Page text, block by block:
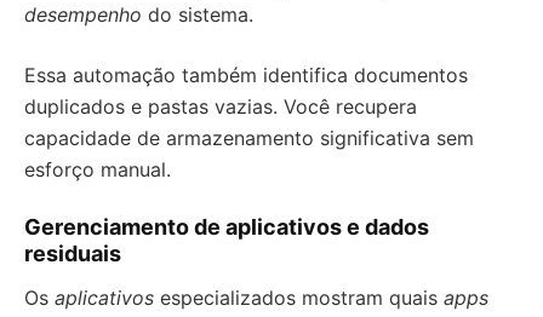
desempenho do sistema.
Essa automação também identifica documentos
duplicados e pastas vazias. Você recupera
capacidade de armazenamento significativa sem
esforço manual.
Gerenciamento de aplicativos e dados
residuais
Os aplicativos especializados mostram quais apps